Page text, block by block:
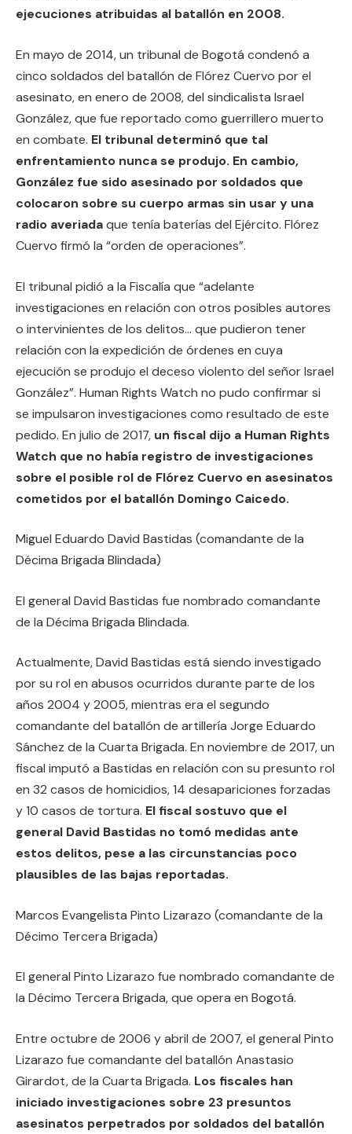
ejecuciones atribuidas al batallón en 2008.
En mayo de 2014, un tribunal de Bogotá condenó a
cinco soldados del batallón de Flórez Cuervo por el
asesinato, en enero de 2008, del sindicalista Israel
González, que fue reportado como guerrillero muerto
en combate. El tribunal determinó que tal
enfrentamiento nunca se produjo. En cambio,
González fue sido asesinado por soldados que
colocaron sobre su cuerpo armas sin usar y una
radio averiadaque tenía baterías del Ejército. Flórez
Cuervo firmó la “orden de operaciones”.
El tribunal pidió a la Fiscalía que “adelante
investigaciones en relación con otros posibles autores
o intervinientes de los delitos… que pudieron tener
relación con la expedición de órdenes en cuya
ejecución se produjo el deceso violento del señor Israel
González”. Human Rights Watch no pudo confirmar si
se impulsaron investigaciones como resultado de este
pedido. En julio de 2017, un fiscal dijo a Human Rights
Watch que no había registro de investigaciones
sobre el posible rol de Flórez Cuervo en asesinatos
cometidos por el batallón Domingo Caicedo.
Miguel Eduardo David Bastidas (comandante de la
Décima Brigada Blindada)
El general David Bastidas fue nombrado comandante
de la Décima Brigada Blindada.
Actualmente, David Bastidas está siendo investigado
por su rol en abusos ocurridos durante parte de los
años 2004 y 2005, mientras era el segundo
comandante del batallón de artillería Jorge Eduardo
Sánchez de la Cuarta Brigada. En noviembre de 2017, un
fiscal imputó a Bastidas en relación con su presunto rol
en 32 casos de homicidios, 14 desapariciones forzadas
y 10 casos de tortura. El fiscal sostuvo que el
general David Bastidas no tomó medidas ante
estos delitos, pese a las circunstancias poco
plausibles de las bajas reportadas.
Marcos Evangelista Pinto Lizarazo (comandante de la
Décimo Tercera Brigada)
El general Pinto Lizarazo fue nombrado comandante de
la Décimo Tercera Brigada, que opera en Bogotá.
Entre octubre de 2006 y abril de 2007, el general Pinto
Lizarazo fue comandante del batallón Anastasio
Girardot, de la Cuarta Brigada. Los fiscales han
iniciado investigaciones sobre 23 presuntos
asesinatos perpetrados por soldados del batallón